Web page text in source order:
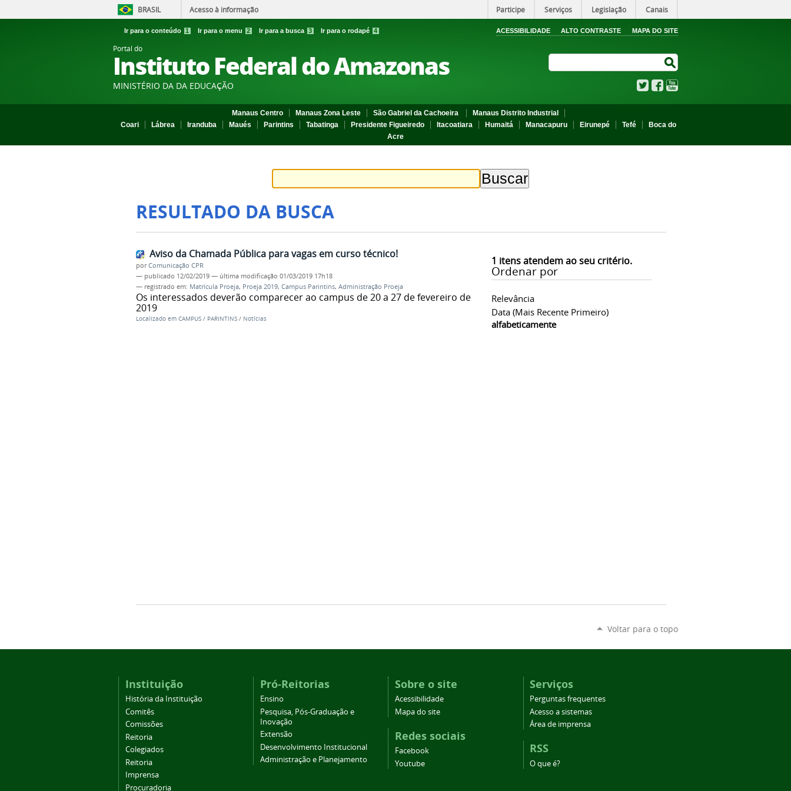
BRASIL Acesso à informação Participe Serviços Legislação Canais
Ir para o conteúdo 1 Ir para o menu 2 Ir para a busca 3 Ir para o rodapé 4 ACESSIBILIDADE ALTO CONTRASTE MAPA DO SITE
Portal do
Instituto Federal do Amazonas
MINISTÉRIO DA DA EDUCAÇÃO TwitterFacebook
Manaus Centro Manaus Zona Leste São Gabriel da Cachoeira
Manaus Distrito Industrial
Coari
Lábrea Iranduba Maués Parintins Tabatinga Presidente Figueiredo Itacoatiara Humaitá Manacapuru Eirunepé Tefé
Boca do
Acre
RESULTADO DA BUSCA
1 itens atendem ao seu critério.
Ordenar por
Relevância
Data (mais Recente Primeiro)
alfabeticamente
Aviso da Chamada Pública para vagas em curso técnico!
porComunicação CPR
— publicado 12/02/2019 — última modificação 01/03/2019 17h18
— registrado em: Matrícula Proeja, Proeja 2019, Campus Parintins, Administração Proeja
Os interessados deverão comparecer ao campus de 20 a 27 de fevereiro de
2019
Localizado em CAMPUS / PARINTINS / Notícias
Voltar para o topo
Instituição
História da Instituição
Comitês
Comissões
Reitoria
Colegiados
Reitoria
Imprensa
Procuradoria
Pró-Reitorias
Ensino
Pesquisa, Pós-Graduação e
Inovação
Extensão
Desenvolvimento Institucional
Administração e Planejamento
Sobre o site
Acessibilidade
Mapa do site
Redes sociais
Facebook
Youtube
Serviços
Perguntas frequentes
Acesso a sistemas
Área de imprensa
RSS
O que é?